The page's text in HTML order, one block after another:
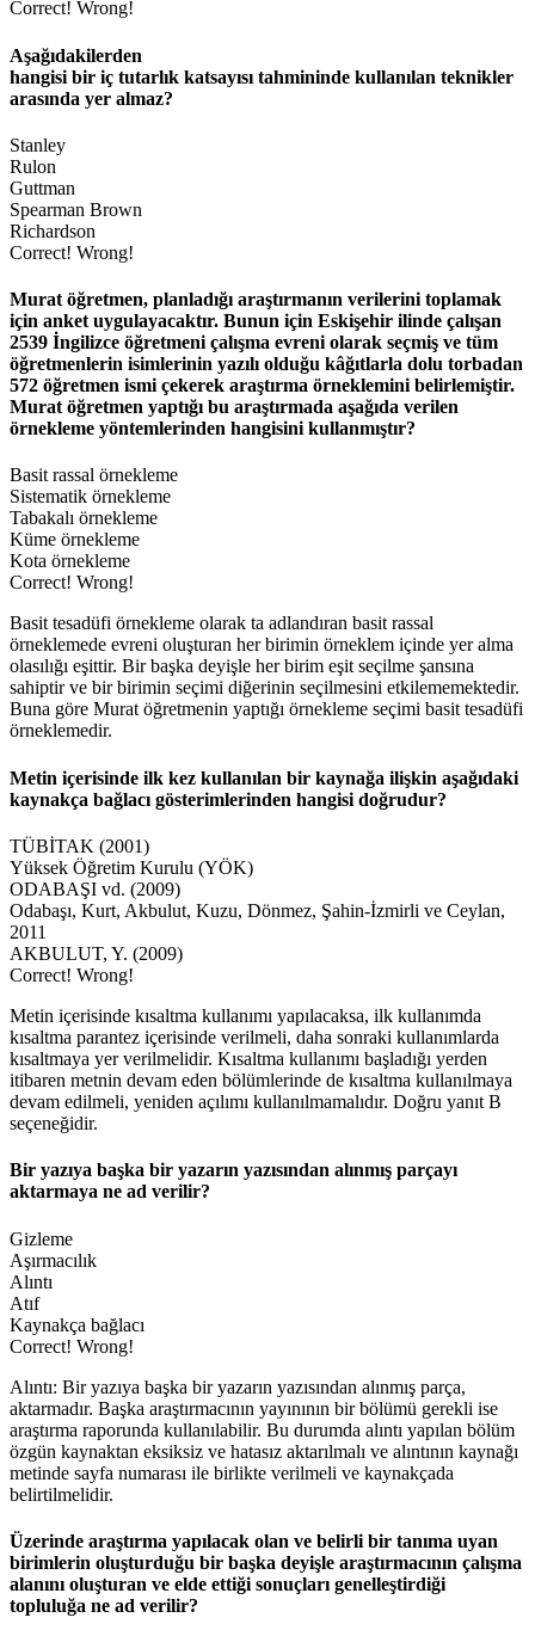
Correct! Wrong!
Aşağıdakilerden
hangisi bir iç tutarlık katsayısı tahmininde kullanılan teknikler
arasında yer almaz?
Stanley
Rulon
Guttman
Spearman Brown
Richardson
Correct! Wrong!
Murat öğretmen, planladığı araştırmanın verilerini toplamak
için anket uygulayacaktır. Bunun için Eskişehir ilinde çalışan
2539 İngilizce öğretmeni çalışma evreni olarak seçmiş ve tüm
öğretmenlerin isimlerinin yazılı olduğu kâğıtlarla dolu torbadan
572 öğretmen ismi çekerek araştırma örneklemini belirlemiştir.
Murat öğretmen yaptığı bu araştırmada aşağıda verilen
örnekleme yöntemlerinden hangisini kullanmıştır?
Basit rassal örnekleme
Sistematik örnekleme
Tabakalı örnekleme
Küme örnekleme
Kota örnekleme
Correct! Wrong!
Basit tesadüfi örnekleme olarak ta adlandıran basit rassal
örneklemede evreni oluşturan her birimin örneklem içinde yer alma
olasılığı eşittir. Bir başka deyişle her birim eşit seçilme şansına
sahiptir ve bir birimin seçimi diğerinin seçilmesini etkilememektedir.
Buna göre Murat öğretmenin yaptığı örnekleme seçimi basit tesadüfi
örneklemedir.
Metin içerisinde ilk kez kullanılan bir kaynağa ilişkin aşağıdaki
kaynakça bağlacı gösterimlerinden hangisi doğrudur?
TÜBİTAK (2001)
Yüksek Öğretim Kurulu (YÖK)
ODABAŞI vd. (2009)
Odabaşı, Kurt, Akbulut, Kuzu, Dönmez, Şahin-İzmirli ve Ceylan,
2011
AKBULUT, Y. (2009)
Correct! Wrong!
Metin içerisinde kısaltma kullanımı yapılacaksa, ilk kullanımda
kısaltma parantez içerisinde verilmeli, daha sonraki kullanımlarda
kısaltmaya yer verilmelidir. Kısaltma kullanımı başladığı yerden
itibaren metnin devam eden bölümlerinde de kısaltma kullanılmaya
devam edilmeli, yeniden açılımı kullanılmamalıdır. Doğru yanıt B
seçeneğidir.
Bir yazıya başka bir yazarın yazısından alınmış parçayı
aktarmaya ne ad verilir?
Gizleme
Aşırmacılık
Alıntı
Atıf
Kaynakça bağlacı
Correct! Wrong!
Alıntı: Bir yazıya başka bir yazarın yazısından alınmış parça,
aktarmadır. Başka araştırmacının yayınının bir bölümü gerekli ise
araştırma raporunda kulla­nılabilir. Bu durumda alıntı yapılan bölüm
özgün kaynaktan eksiksiz ve hatasız akta­rılmalı ve alıntının kaynağı
metinde sayfa numarası ile birlikte verilmeli ve kaynakçada
belirtilmelidir.
Üzerinde araştırma yapılacak olan ve belirli bir tanıma uyan
birimlerin oluşturduğu bir başka deyişle araştırmacının çalışma
alanını oluşturan ve elde ettiği sonuçları genelleştirdiği
topluluğa ne ad verilir?